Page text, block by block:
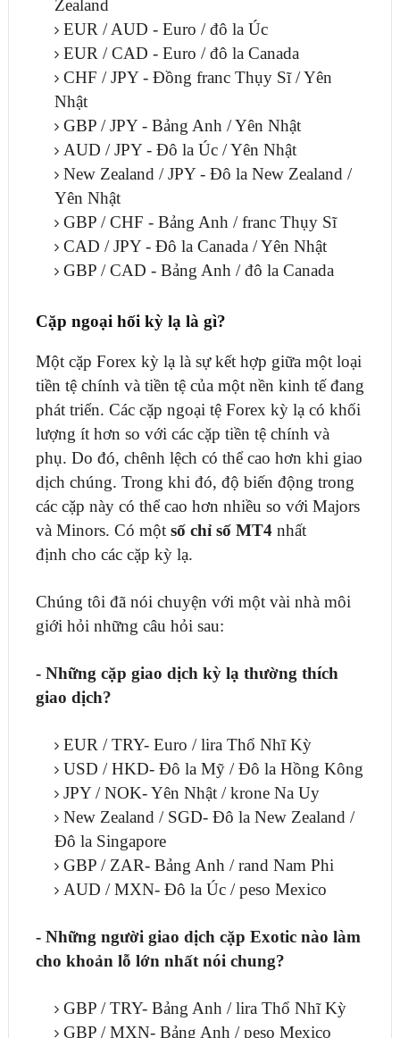
Zealand
EUR / AUD - Euro / đô la Úc
EUR / CAD - Euro / đô la Canada
CHF / JPY - Đồng franc Thụy Sĩ / Yên
Nhật
GBP / JPY - Bảng Anh / Yên Nhật
AUD / JPY - Đô la Úc / Yên Nhật
New Zealand / JPY - Đô la New Zealand /
Yên Nhật
GBP / CHF - Bảng Anh / franc Thụy Sĩ
CAD / JPY - Đô la Canada / Yên Nhật
GBP / CAD - Bảng Anh / đô la Canada
Cặp ngoại hối kỳ lạ là gì?
Một cặp Forex kỳ lạ là sự kết hợp giữa một loại
tiền tệ chính và tiền tệ của một nền kinh tế đang
phát triển. Các cặp ngoại tệ Forex kỳ lạ có khối
lượng ít hơn so với các cặp tiền tệ chính và
phụ. Do đó, chênh lệch có thể cao hơn khi giao
dịch chúng. Trong khi đó, độ biến động trong
các cặp này có thể cao hơn nhiều so với Majors
và Minors. Có một số chỉ số MT4nhất
định cho các cặp kỳ lạ.
Chúng tôi đã nói chuyện với một vài nhà môi
giới hỏi những câu hỏi sau:
- Những cặp giao dịch kỳ lạ thường thích
giao dịch?
EUR / TRY- Euro / lira Thổ Nhĩ Kỳ
USD / HKD- Đô la Mỹ / Đô la Hồng Kông
JPY / NOK- Yên Nhật / krone Na Uy
New Zealand / SGD- Đô la New Zealand /
Đô la Singapore
GBP / ZAR- Bảng Anh / rand Nam Phi
AUD / MXN- Đô la Úc / peso Mexico
- Những người giao dịch cặp Exotic nào làm
cho khoản lỗ lớn nhất nói chung?
GBP / TRY- Bảng Anh / lira Thổ Nhĩ Kỳ
GBP / MXN- Bảng Anh / peso Mexico